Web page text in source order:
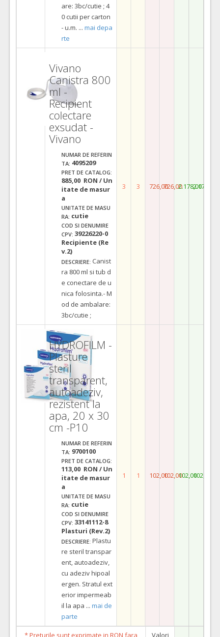
are: 3bc/cutie ; 4
0 cutii per carton
- u.m. ... mai depa
rte
Vivano
Canistra 800
ml -
Recipient
colectare
exsudat -
Vivano
NUMAR DE REFERIN
TA: 4095209
PRET DE CATALOG:
885,00 RON / Un
itate de masur
a
UNITATE DE MASU
RA: cutie
COD SI DENUMIRE
CPV: 39226220-0
Recipiente (Re
v.2)
DESCRIERE: Canist
ra 800 ml si tub d
e conectare de u
nica folosinta.- M
od de ambalare:
3bc/cutie ;
3 3 726,00726,002.178,002.178,00
HYDROFILM -
Plasture
steril
transparent,
autoadeziv,
rezistent la
apa, 20 x 30
cm -P10
NUMAR DE REFERIN
TA: 9700100
PRET DE CATALOG:
113,00 RON / Un
itate de masur
a
UNITATE DE MASU
RA: cutie
COD SI DENUMIRE
CPV: 33141112-8
Plasturi (Rev.2)
DESCRIERE: Plastu
re steril transpar
ent, autoadeziv,
cu adeziv hipoal
ergen. Stratul ext
erior impermeab
il la apa ... mai de
parte
1 1 102,00102,00102,00102,00
* Preturile sunt exprimate in RON fara Valori